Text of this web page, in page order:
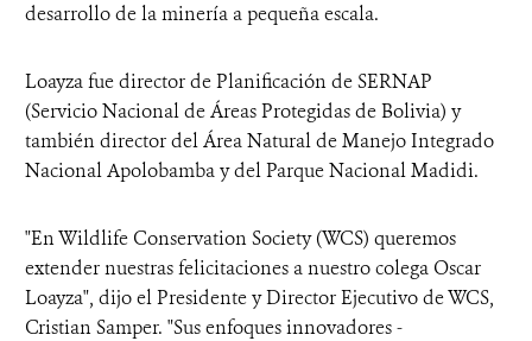
desarrollo de la minería a pequeña escala.
Loayza fue director de Planificación de SERNAP
(Servicio Nacional de Áreas Protegidas de Bolivia) y
también director del Área Natural de Manejo Integrado
Nacional Apolobamba y del Parque Nacional Madidi.
"En Wildlife Conservation Society (WCS) queremos
extender nuestras felicitaciones a nuestro colega Oscar
Loayza", dijo el Presidente y Director Ejecutivo de WCS,
Cristian Samper. "Sus enfoques innovadores -